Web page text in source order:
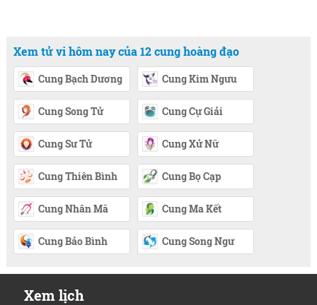
Xem tử vi hôm nay của 12 cung hoàng đạo
Cung Bạch Dương Cung Kim Ngưu
Cung Song Tử Cung Cự Giải
Cung Sư Tử Cung Xử Nữ
Cung Thiên Bình Cung Bọ Cạp
Cung Nhân Mã Cung Ma Kết
Cung Bảo Bình Cung Song Ngư
Xem lịch